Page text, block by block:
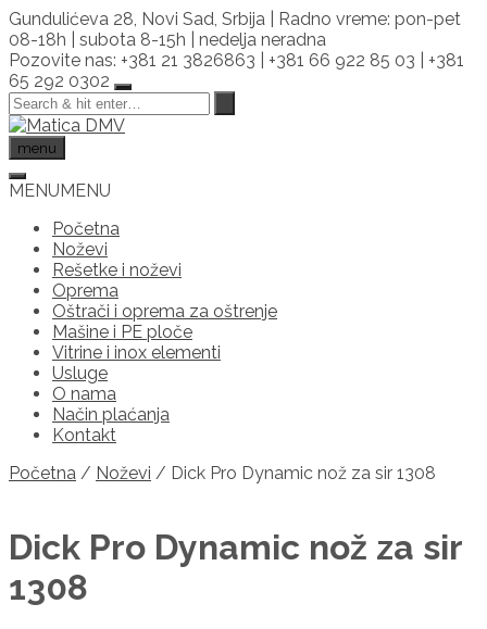
Skip
to
content
Gundulićeva 28, Novi Sad, Srbija | Radno vreme: pon-pet
08-18h | subota 8-15h | nedelja neradna
Pozovite nas: +381 21 3826863 | +381 66 922 85 03 | +381
65 292 0302
menu
MENUMENU
Početna
Noževi
Rešetke i noževi
Oprema
Oštrači i oprema za oštrenje
Mašine i PE ploče
Vitrine i inox elementi
Usluge
O nama
Način plaćanja
Kontakt
Početna / Noževi / Dick Pro Dynamic nož za sir 1308
Dick Pro Dynamic nož za sir
1308